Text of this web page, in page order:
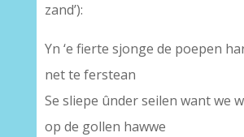
zand’):
Yn ‘e fierte sjonge de poepen
net te ferstean
Se sliepe ûnder seilen want we
op de gollen hawwe